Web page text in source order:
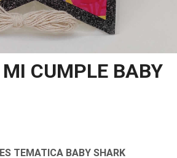
CUMPLE BABY
TEMATICA BABY SHARK